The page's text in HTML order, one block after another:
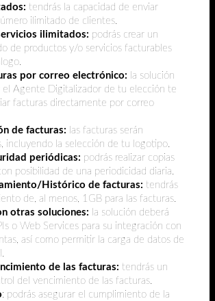
tendrás la capacidad de enviar
ilimitado de clientes.
ilimitados: podrás crear un
de productos y/o servicios facturables
por correo electrónico: la solución
el Agente Digitalizador de tu elección te
facturas directamente por correo
de facturas: las facturas serán
incluyendo la selección de tu logotipo.
periódicas: podrás realizar copias
posibilidad de una periodicidad diaria.
Histórico de facturas: tendrás
de, al menos, 1GB para las facturas.
otras soluciones: la solución deberá
o Web Services para su integración con
así como permitir la carga de datos de
de las facturas: tendrás un
del vencimiento de las facturas.
: podrás asegurar el cumplimiento de la